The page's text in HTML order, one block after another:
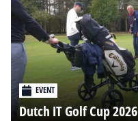
EVENT
Dutch IT Golf Cup 2026